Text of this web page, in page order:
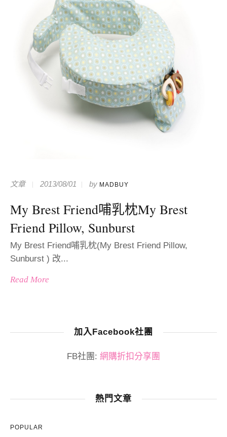
文章 2013/08/01 by MADBUY
My Brest Friend哺乳枕My Brest
Friend Pillow, Sunburst
My Brest Friend哺乳枕(My Brest Friend Pillow,
Sunburst ) 改...
Read More
加入Facebook社團
FB社團: 網購折扣分享團
熱門文章
POPULAR